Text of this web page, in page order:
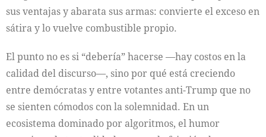
sus ventajas y abarata sus armas: convierte el exceso en
sátira y lo vuelve combustible propio.
El punto no es si “debería” hacerse —hay costos en la
calidad del discurso—, sino por qué está creciendo
entre demócratas y entre votantes anti-Trump que no
se sienten cómodos con la solemnidad. En un
ecosistema dominado por algoritmos, el humor